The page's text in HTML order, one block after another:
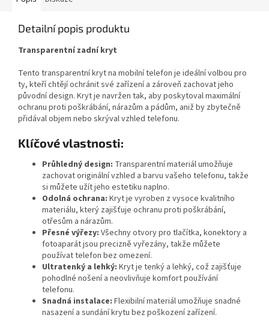
Detailní popis produktu
Transparentní zadní kryt
Tento transparentní kryt na mobilní telefon je ideální volbou pro
ty, kteří chtějí ochránit své zařízení a zároveň zachovat jeho
původní design. Kryt je navržen tak, aby poskytoval maximální
ochranu proti poškrábání, nárazům a pádům, aniž by zbytečně
přidával objem nebo skrýval vzhled telefonu.
Klíčové vlastnosti:
Průhledný design: Transparentní materiál umožňuje
zachovat originální vzhled a barvu vašeho telefonu, takže
si můžete užít jeho estetiku naplno.
Odolná ochrana: Kryt je vyroben z vysoce kvalitního
materiálu, který zajišťuje ochranu proti poškrábání,
otřesům a nárazům.
Přesné výřezy: Všechny otvory pro tlačítka, konektory a
fotoaparát jsou precizně vyřezány, takže můžete
používat telefon bez omezení.
Ultratenký a lehký: Kryt je tenký a lehký, což zajišťuje
pohodlné nošení a neovlivňuje komfort používání
telefonu.
Snadná instalace: Flexibilní materiál umožňuje snadné
nasazení a sundání krytu bez poškození zařízení.